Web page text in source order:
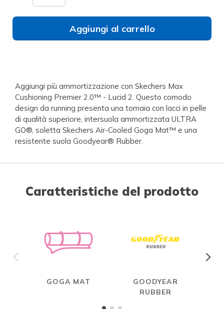
Aggiungi al carrello
Aggiungi più ammortizzazione con Skechers Max
Cushioning Premier 2.0™ - Lucid 2. Questo comodo
design da running presenta una tomaia con lacci in pelle
di qualità superiore, intersuola ammortizzata ULTRA
GO®, soletta Skechers Air-Cooled Goga Mat™ e una
resistente suola Goodyear® Rubber.
Caratteristiche del prodotto
GOGA MAT
GOODYEAR
RUBBER